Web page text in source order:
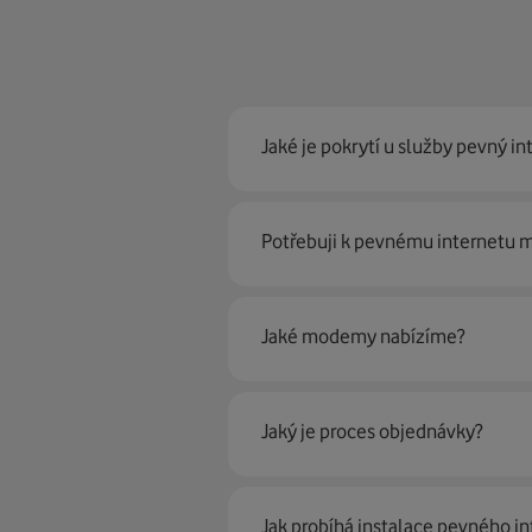
Jaké je pokrytí u služby pevný
Pevný internet můžeme
Potřebuji k pevnému internetu
Ano, potřebujete. Rádi vám ho
poradí naši proškolení prodejci
Jaké modemy nabízíme?
Jaký je proces objednávky?
Krok jedna je určitě ověření
Jak probíhá instalace pevného